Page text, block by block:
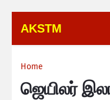
AKSTM
Home
ஜெயிலர்